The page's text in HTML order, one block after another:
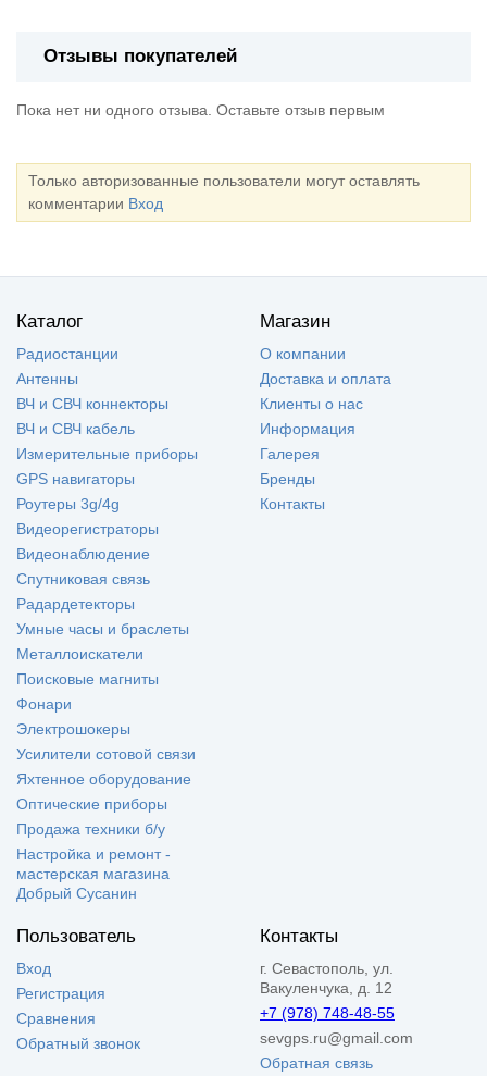
Отзывы покупателей
Пока нет ни одного отзыва. Оставьте отзыв первым
Только авторизованные пользователи могут оставлять
комментарии Вход
Каталог
Радиостанции
Антенны
ВЧ и СВЧ коннекторы
ВЧ и СВЧ кабель
Измерительные приборы
GPS навигаторы
Роутеры 3g/4g
Видеорегистраторы
Видеонаблюдение
Спутниковая связь
Радардетекторы
Умные часы и браслеты
Металлоискатели
Поисковые магниты
Фонари
Электрошокеры
Усилители сотовой связи
Яхтенное оборудование
Оптические приборы
Продажа техники б/у
Настройка и ремонт -
мастерская магазина
Добрый Сусанин
Магазин
О компании
Доставка и оплата
Клиенты о нас
Информация
Галерея
Бренды
Контакты
Пользователь
Вход
Регистрация
Сравнения
Обратный звонок
Контакты
г. Севастополь, ул.
Вакуленчука, д. 12
+7 (978) 748-48-55
sevgps.ru@gmail.com
Обратная связь